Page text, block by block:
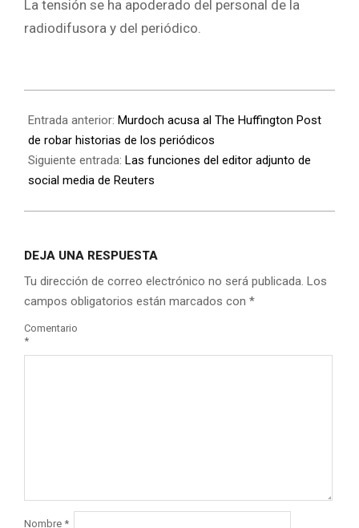
La tensión se ha apoderado del personal de la
radiodifusora y del periódico.
Entrada anterior: Murdoch acusa al The Huffington Post
de robar historias de los periódicos
Siguiente entrada: Las funciones del editor adjunto de
social media de Reuters
DEJA UNA RESPUESTA
Tu dirección de correo electrónico no será publicada. Los
campos obligatorios están marcados con *
Comentario
*
Nombre *